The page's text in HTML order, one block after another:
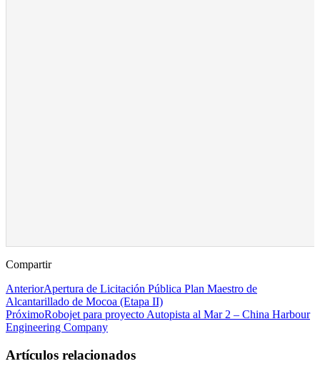
Compartir
AnteriorApertura de Licitación Pública Plan Maestro de
Alcantarillado de Mocoa (Etapa II)
PróximoRobojet para proyecto Autopista al Mar 2 – China Harbour
Engineering Company
Artículos relacionados